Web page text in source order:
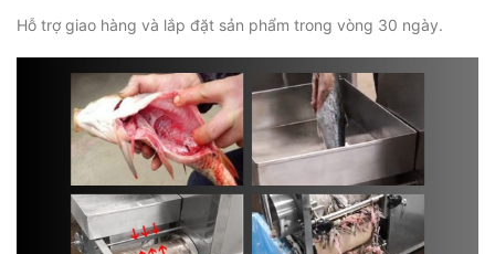
Hỗ trợ giao hàng và lắp đặt sản phẩm trong vòng 30 ngày.